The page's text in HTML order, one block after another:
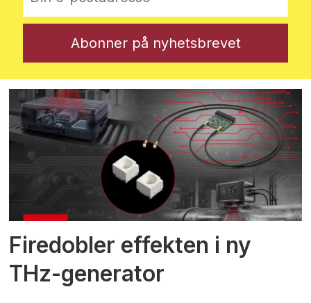
Firedobler effekten i ny
THz-generator